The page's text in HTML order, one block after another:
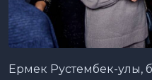
Ермек Рустембек-улы,